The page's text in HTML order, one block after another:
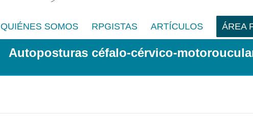
QUIÉNES SOMOS RPGISTAS ARTÍCULOS ÁREA
Autoposturas céfalo-cérvico-